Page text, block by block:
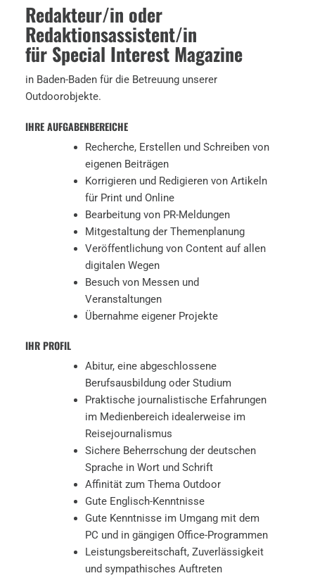
Redakteur/in oder
Redaktionsassistent/in
für Special Interest Magazine
in Baden-Baden für die Betreuung unserer
Outdoorobjekte.
IHRE AUFGABENBEREICHE
Recherche, Erstellen und Schreiben von
eigenen Beiträgen
Korrigieren und Redigieren von Artikeln
für Print und Online
Bearbeitung von PR-Meldungen
Mitgestaltung der Themenplanung
Veröffentlichung von Content auf allen
digitalen Wegen
Besuch von Messen und
Veranstaltungen
Übernahme eigener Projekte
IHR PROFIL
Abitur, eine abgeschlossene
Berufsausbildung oder Studium
Praktische journalistische Erfahrungen
im Medienbereich idealerweise im
Reisejournalismus
Sichere Beherrschung der deutschen
Sprache in Wort und Schrift
Affinität zum Thema Outdoor
Gute Englisch-Kenntnisse
Gute Kenntnisse im Umgang mit dem
PC und in gängigen Office-Programmen
Leistungsbereitschaft, Zuverlässigkeit
und sympathisches Auftreten